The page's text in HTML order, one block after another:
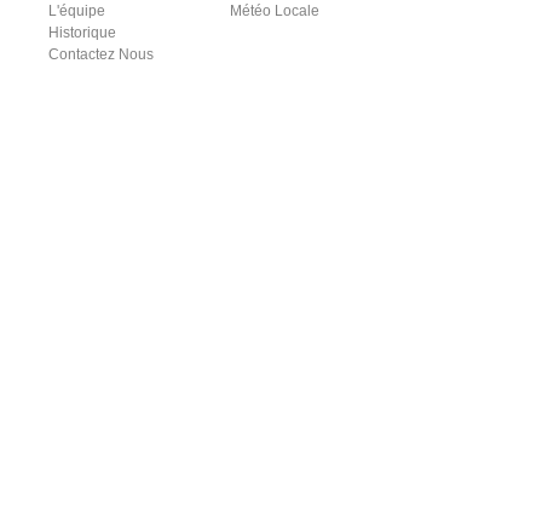
L'équipe
Historique
Contactez Nous
Météo Locale